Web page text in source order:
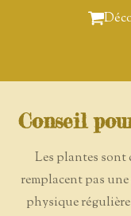
Conseil
Les plantes sont
remplacent pas
physique régulière